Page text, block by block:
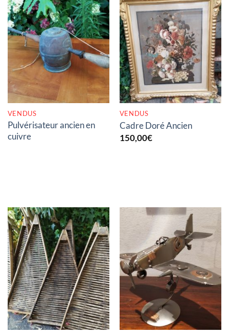
RUPTURE DE STOCK
VENDUS
Pulvérisateur ancien en
cuivre
RUPTURE DE STOCK
VENDUS
Cadre Doré Ancien
150,00€
RUPTURE DE STOCK RUPTURE DE STOCK